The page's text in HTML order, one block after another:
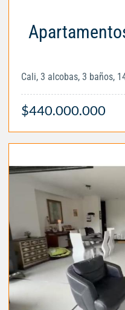
Cali, 3 alcobas, 3 baños,
$440.000.000